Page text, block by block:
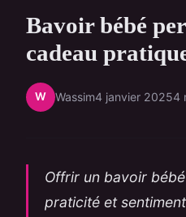
Bavoir bébé
cadeau
W Wassim4 janvier 20254
Offrir un bavoir
praticité et